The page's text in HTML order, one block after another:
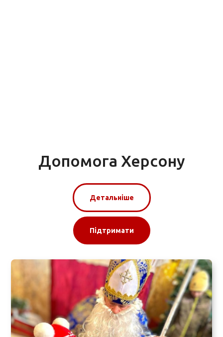
Допомога Херсону
Детальніше
Підтримати